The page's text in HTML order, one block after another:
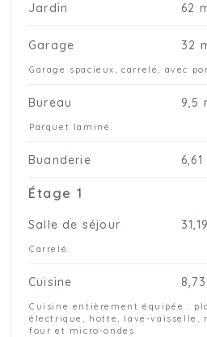
Jardin 62
Garage 32
Garage spacieux, carrelé, avec
Bureau 9,5
Parquet laminé.
Buanderie 6,61
Étage 1
Salle de séjour
Carrelé.
Cuisine
Cuisine entièrement équipée :
électrique, hotte, lave-vaisselle,
four et micro-ondes.